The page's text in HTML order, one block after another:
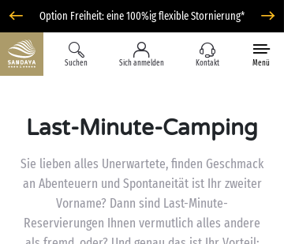
Option Freiheit: eine 100%ig flexible Stornierung*
Suchen Sich anmelden Kontakt Menü
Last-Minute-Camping
Sie lieben alles Unerwartete, finden Geschmack
an Abenteuern und Spontaneität ist Ihr zweiter
Vorname? Dann sind Last-Minute-
Reservierungen Ihnen vermutlich alles andere